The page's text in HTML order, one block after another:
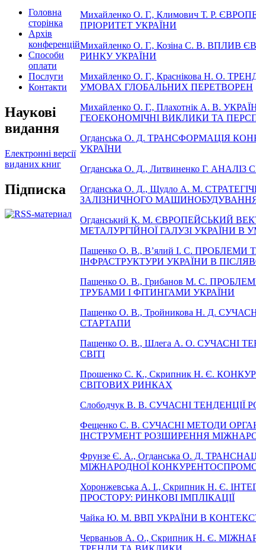
Головна
сторінка
Архів
конференцій
Способи
оплати
Послуги
Контакти
Наукові
видання
Електронні версії
виданих книг
Підписка
Михайленко О. Г., Климович Т. Р.
ПРІОРИТЕТ УКРАЇНИ
Михайленко О. Г., Козіна С. В.
РИНКУ УКРАЇНИ
Михайленко О. Г., Краснікова Н. О.
УМОВАХ ГЛОБАЛЬНИХ ПЕРЕТВОРЕН
Михайленко О. Г., Плахотнік А. В.
ГЕОЕКОНОМІЧНІ ВИКЛИКИ ТА
Огданська О. Д. ТРАНСФОРМАЦІЯ
УКРАЇНИ
Огданська О. Д., Литвиненко Г.
Огданська О. Д., Щудло А. М.
ЗАЛІЗНИЧНОГО МАШИНОБУДУВАННЯ
Огданський К. М. ЄВРОПЕЙСЬКИЙ
МЕТАЛУРГІЙНОЇ ГАЛУЗІ УКРАЇНИ В
Пащенко О. В., В’ялий І. С.
ІНФРАСТРУКТУРИ УКРАЇНИ В
Пащенко О. В., Грибанов М. С.
ТРУБАМИ І ФІТИНГАМИ УКРАЇНИ
Пащенко О. В., Тройникова Н. Д.
СТАРТАПИ
Пащенко О. В., Шлега А. О. СУЧАСНІ
СВІТІ
Прошенко С. К., Скрипник Н. Є.
СВІТОВИХ РИНКАХ
Слободчук В. В. СУЧАСНІ ТЕНДЕНЦІЇ
Фещенко С. В. СУЧАСНІ МЕТОДИ
ІНСТРУМЕНТ РОЗШИРЕННЯ
Фрунзе Є. А., Огданська О. Д.
МІЖНАРОДНОЇ
Хоронжевська А. І., Скрипник Н. Є.
ПРОСТОРУ: РИНКОВІ ІМПЛІКАЦІЇ
Чайка Ю. М. ВВП УКРАЇНИ В
Черваньов А. О., Скрипник Н. Є.